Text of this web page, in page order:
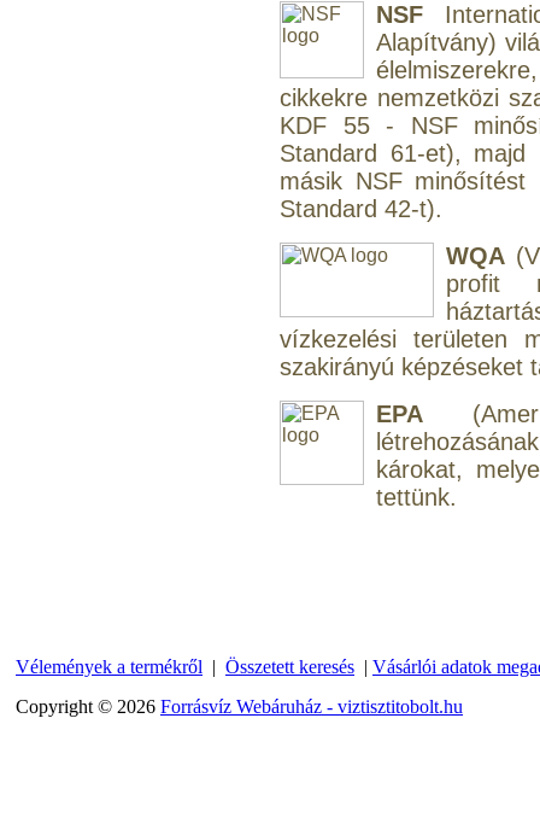
NSF
Alapítvány)
cikkekre nemzetközi
KDF 55 - NSF
Standard 61-et),
másik NSF minősítést
Standard 42-t).
WQA
profit
vízkezelési területen
szakirányú képzéseket
EPA
károkat,
tettünk.
Vélemények a termékről | Összetett keresés | Vásárlói adatok
Copyright © 2026 Forrásvíz Webáruház - viztisztitobolt.hu